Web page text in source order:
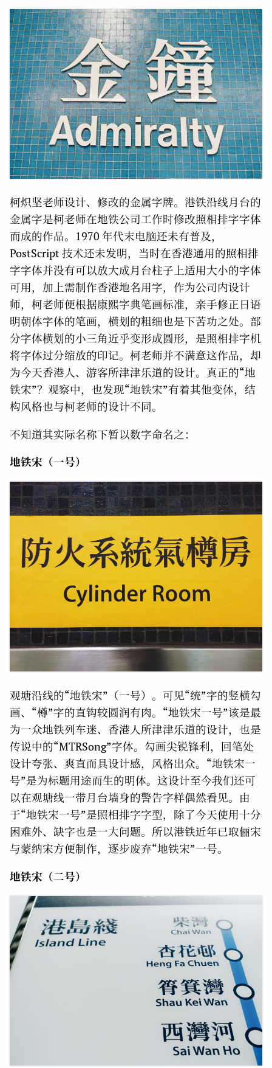
柯炽坚老师设计、修改的金属字牌。港铁沿线月台的
金属字是柯老师在地铁公司工作时修改照相排字字体
而成的作品。1970 年代末电脑还未有普及，
PostScript 技术还未发明，当时在香港通用的照相排
字字体并没有可以放大成月台柱子上适用大小的字体
可用，加上需制作香港地名用字，作为公司内设计
师，柯老师便根据康熙字典笔画标准，亲手修正日语
明朝体字体的笔画，横划的粗细也是下苦功之处。部
分字体横划的小三角近乎变形成圆形，是照相排字机
将字体过分缩放的印记。柯老师并不满意这作品，却
为今天香港人、游客所津津乐道的设计。真正的“地
铁宋”？观察中，也发现“地铁宋”有着其他变体，结
构风格也与柯老师的设计不同。
不知道其实际名称下暂以数字命名之：
地铁宋（一号）
观塘沿线的“地铁宋”（一号）。可见“统”字的竖横勾
画、“樽”字的直钩较圆润有肉。“地铁宋一号”该是最
为一众地铁列车迷、香港人所津津乐道的设计，也是
传说中的“MTRSong”字体。勾画尖锐锋利，回笔处
设计夸张、爽直而具设计感，风格出众。“地铁宋一
号”是为标题用途而生的明体。这设计至今我们还可
以在观塘线一带月台墙身的警告字样偶然看见。由
于“地铁宋一号”是照相排字字型，除了今天使用十分
困难外、缺字也是一大问题。所以港铁近年已取俪宋
与蒙纳宋方便制作，逐步废弃“地铁宋”一号。
地铁宋（二号）